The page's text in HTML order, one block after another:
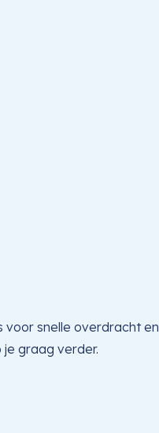
voor snelle overdracht
graag verder.